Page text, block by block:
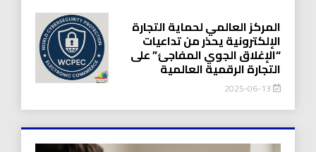
المركز العالمي لحماية التجارة
الإلكترونية يحذر من تداعيات
“الإغلاق الجوي المفاجئ” على
التجارة الرقمية العالمية
2025-06-13